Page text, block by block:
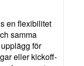
en flexibilitet
samma
för
eller kickoff-